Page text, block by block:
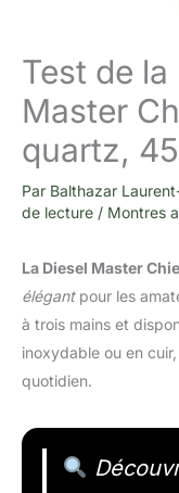
Test de
Master
quartz,
Par Balthazar
de lecture / Montres
La Diesel Master
élégantpour les
à trois mains et
inoxydable ou en
quotidien.